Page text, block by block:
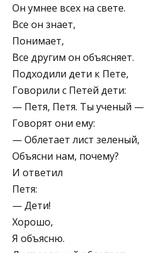
Он умнее всех на свете.
Все он знает,
Понимает,
Все другим он объясняет.
Подходили дети к Пете,
Говорили с Петей дети:
— Петя, Петя. Ты ученый —
Говорят они ему:
— Облетает лист зеленый,
Объясни нам, почему?
И ответил
Петя:
— Дети!
Хорошо,
Я объясню.